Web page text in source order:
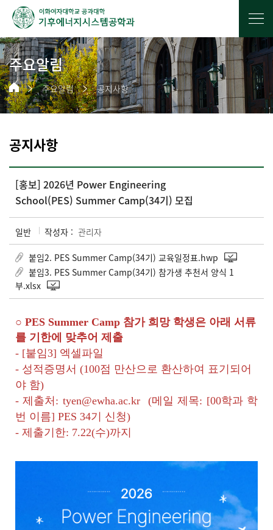
주요알림
주요알림 공지사항
공지사항
[홍보] 2026년 Power Engineering
School(PES) Summer Camp(34기) 모집
일반 작성자 : 관리자
붙임2. PES Summer Camp(34기) 교육일정표.hwp
붙임3. PES Summer Camp(34기) 참가생 추천서 양식 1
부.xlsx
○ PES Summer Camp 참가 희망 학생은 아래 서류
를 기한에 맞추어 제출
- [붙임3] 엑셀파일
- 성적증명서 (100점 만산으로 환산하여 표기되어
야 함)
- 제출처: tyen@ewha.ac.kr(메일 제목: [00학과 학
번 이름] PES 34기 신청)
- 제출기한: 7.22(수)까지